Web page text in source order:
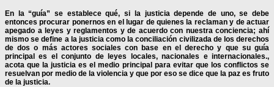
En la “guía” se establece qué, si la justicia depende de uno, se debe
entonces procurar ponernos en el lugar de quienes la reclaman y de actuar
apegado a leyes y reglamentos y de acuerdo con nuestra conciencia; ahí
mismo se define a la justicia como la conciliación civilizada de los derechos
de dos o más actores sociales con base en el derecho y que su guía
principal es el conjunto de leyes locales, nacionales e internacionales.,
acota que la justicia es el medio principal para evitar que los conflictos se
resuelvan por medio de la violencia y que por eso se dice que la paz es fruto
de la justicia.